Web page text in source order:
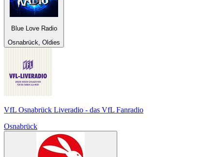
Blue Love Radio
Osnabrück, Oldies
VfL Osnabrück Liveradio - das VfL Fanradio
Osnabrück